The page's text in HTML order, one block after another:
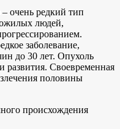
очень редкий тип
людей,
заболевание,
до 30 лет. Опухоль
развития. Своевременная
половины
происхождения